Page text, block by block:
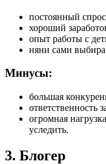
постоянный
хороший
опыт работы с
няни сами
Минусы:
большая
ответственность
огромная
уследить.
3. Блогер